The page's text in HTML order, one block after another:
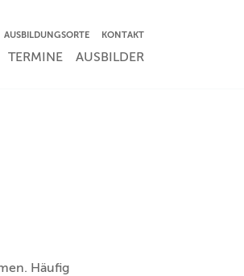
AUSBILDUNGSORTE KONTAKT
TERMINE AUSBILDER
Häufig